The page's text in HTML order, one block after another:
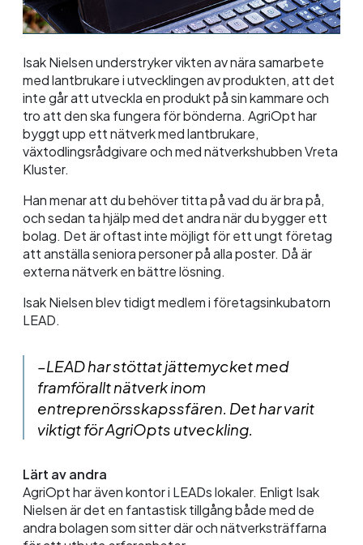
Isak Nielsen understryker vikten av nära samarbete
med lantbrukare i utvecklingen av produkten, att det
inte går att utveckla en produkt på sin kammare och
tro att den ska fungera för bönderna. AgriOpthar
byggt upp ett nätverk med lantbrukare,
växtodlingsrådgivare och med nätverkshubben Vreta
Kluster.
Han menar att du behöver titta på vad du är bra på,
och sedan ta hjälp med det andra när du bygger ett
bolag. Det är oftast inte möjligt för ett ungt företag
att anställa seniora personer på alla poster. Då är
externa nätverk en bättre lösning.
Isak Nielsen blev tidigt medlem i företagsinkubatorn
LEAD.
–LEAD har stöttat jättemycket med
framförallt nätverk inom
entreprenörsskapssfären. Det har varit
viktigt förAgriOpts utveckling.
Lärt av andra
AgriOpthar även kontor i LEADs lokaler. Enligt Isak
Nielsen är det en fantastisk tillgång både med de
andra bolagen som sitter där och nätverksträffarna